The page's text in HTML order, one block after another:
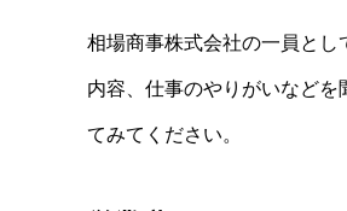
相場商事株式会社の一員と
内容、仕事のやりがいなど
てみてください。